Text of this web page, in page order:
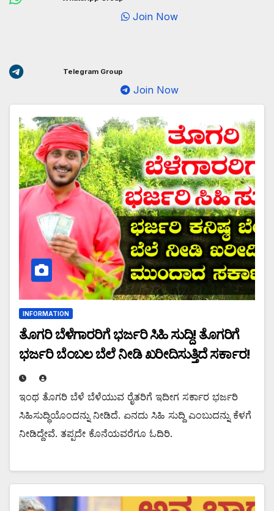
Join Now
Telegram Group
Join Now
INFORMATION
ತೊಗರಿ ಬೆಳೆಗಾರರಿಗೆ ಭರ್ಜರಿ ಸಿಹಿ ಸುದ್ದಿ! ತೊಗರಿಗೆ
ಭರ್ಜರಿ ಬೆಂಬಲ ಬೆಲೆ ನೀಡಿ ಖರೀದಿಸುತ್ತಿದೆ ಸರ್ಕಾರ!
ಇಂಥ ತೊಗರಿ ಬೆಳೆ ಬೆಳೆಯುವ ರೈತರಿಗೆ ಇದೀಗ ಸರ್ಕಾರ ಭರ್ಜರಿ
ಸಿಹಿಸುದ್ಧಿಯೊಂದನ್ನು ನೀಡಿದೆ. ಏನದು ಸಿಹಿ ಸುದ್ದಿ ಎಂಬುದನ್ನು ಕೆಳಗೆ
ನೀಡಿದ್ದೇವೆ. ತಪ್ಪದೇ ಕೊನೆಯವರೆಗೂ ಓದಿರಿ.